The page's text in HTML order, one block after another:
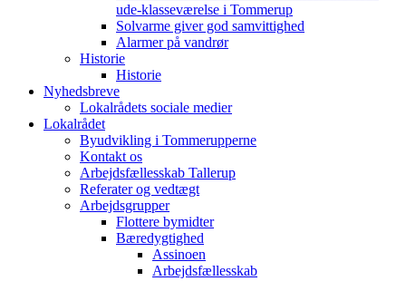
ude-klasseværelse i Tommerup
Solvarme giver god samvittighed
Alarmer på vandrør
Historie
Historie
Nyhedsbreve
Lokalrådets sociale medier
Lokalrådet
Byudvikling i Tommerupperne
Kontakt os
Arbejdsfællesskab Tallerup
Referater og vedtægt
Arbejdsgrupper
Flottere bymidter
Bæredygtighed
Assinoen
Arbejdsfællesskab